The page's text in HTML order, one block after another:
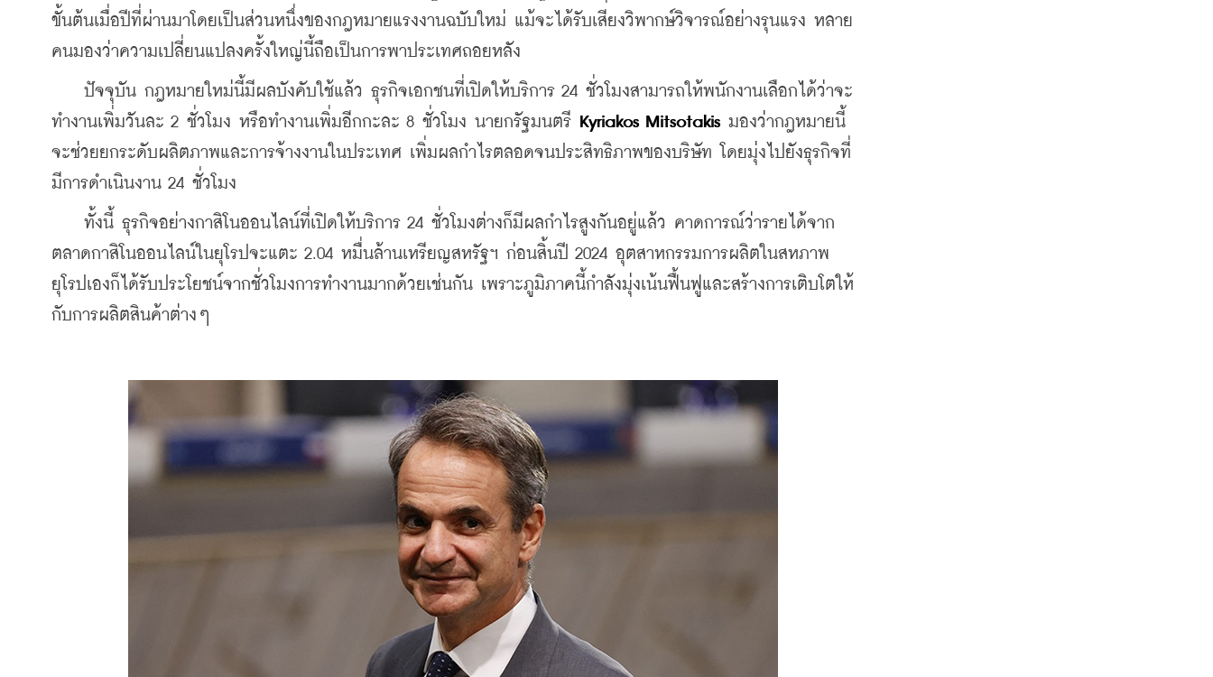
ขั้นต้นเมื่อปีที่ผ่านมาโดยเป็นส่วนหนึ่งของกฎหมายแรงงานฉบับใหม่ แม้จะได้รับเสียงวิพากษ์วิจารณ์อย่างรุนแรง หลาย
คนมองว่าความเปลี่ยนแปลงครั้งใหญ่นี้ถือเป็นการพาประเทศถอยหลัง
ปัจจุบัน กฎหมายใหม่นี้มีผลบังคับใช้แล้ว ธุรกิจเอกชนที่เปิดให้บริการ 24 ชั่วโมงสามารถให้พนักงานเลือกได้ว่าจะ
ทำงานเพิ่มวันละ 2 ชั่วโมง หรือทำงานเพิ่มอีกกะละ 8 ชั่วโมง นายกรัฐมนตรี
Kyriakos Mitsotakis มองว่ากฎหมายนี้
จะช่วยยกระดับผลิตภาพและการจ้างงานในประเทศ เพิ่มผลกำไรตลอดจนประสิทธิภาพของบริษัท โดยมุ่งไปยังธุรกิจที่
มีการดำเนินงาน 24 ชั่วโมง
ทั้งนี้ ธุรกิจอย่างกาสิโนออนไลน์ที่เปิดให้บริการ 24 ชั่วโมงต่างก็มีผลกำไรสูงกันอยู่แล้ว คาดการณ์ว่ารายได้จาก
ตลาดกาสิโนออนไลน์ในยุโรปจะแตะ 2.04 หมื่นล้านเหรียญสหรัฐฯ ก่อนสิ้นปี 2024 อุตสาหกรรมการผลิตในสหภาพ
ยุโรปเองก็ได้รับประโยชน์จากชั่วโมงการทำงานมากด้วยเช่นกัน เพราะภูมิภาคนี้กำลังมุ่งเน้นฟื้นฟูและสร้างการเติบโตให้
กับการผลิตสินค้าต่างๆ